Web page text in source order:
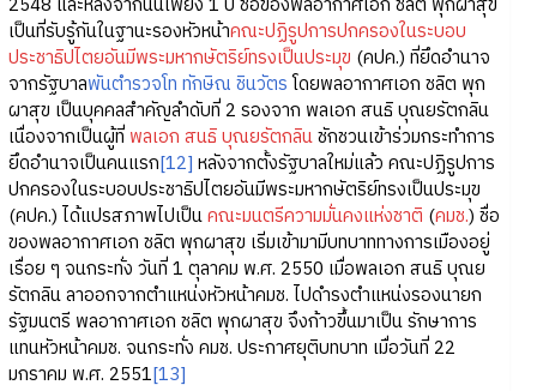
เป็นที่รับรู้กันในฐานะรองหัวหน้าคณะปฏิรูปการปกครองในระบอบ
ประชาธิปไตยอันมีพระมหากษัตริย์ทรงเป็นประมุข (คปค.) ที่ยึดอำนาจ
จากรัฐบาลพันตำรวจโท ทักษิณ ชินวัตรโดยพลอากาศเอก ชลิต พุก
ผาสุข เป็นบุคคลสำคัญลำดับที่ 2 รองจาก พลเอก สนธิ บุณยรัตกลิน
เนื่องจากเป็นผู้ที่ พลเอก สนธิ บุณยรัตกลินชักชวนเข้าร่วมกระทำการ
ยึดอำนาจเป็นคนแรก[12] หลังจากตั้งรัฐบาลใหม่แล้ว คณะปฏิรูปการ
ปกครองในระบอบประชาธิปไตยอันมีพระมหากษัตริย์ทรงเป็นประมุข
(คปค.) ได้แปรสภาพไปเป็นคณะมนตรีความมั่นคงแห่งชาติ (คมช.) ชื่อ
ของพลอากาศเอก ชลิต พุกผาสุข เริ่มเข้ามามีบทบาททางการเมืองอยู่
เรื่อย ๆ จนกระทั่ง วันที่ 1 ตุลาคม พ.ศ. 2550 เมื่อพลเอก สนธิ บุณย
รัตกลิน ลาออกจากตำแหน่งหัวหน้าคมช. ไปดำรงตำแหน่งรองนายก
รัฐมนตรี พลอากาศเอก ชลิต พุกผาสุข จึงก้าวขึ้นมาเป็น รักษาการ
แทนหัวหน้าคมช. จนกระทั่ง คมช. ประกาศยุติบทบาท เมื่อวันที่ 22
มกราคม พ.ศ. 2551[13]